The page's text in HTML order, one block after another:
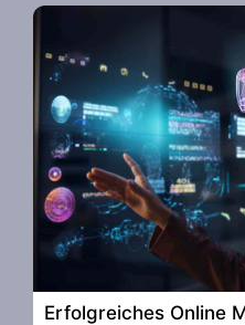
Erfolgreiches Online